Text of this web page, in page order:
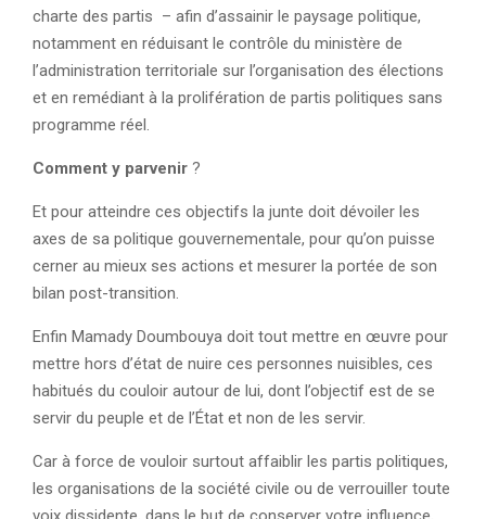
charte des partis – afin d’assainir le paysage politique,
notamment en réduisant le contrôle du ministère de
l’administration territoriale sur l’organisation des élections
et en remédiant à la prolifération de partis politiques sans
programme réel.
Comment y parvenir ?
Et pour atteindre ces objectifs la junte doit dévoiler les
axes de sa politique gouvernementale, pour qu’on puisse
cerner au mieux ses actions et mesurer la portée de son
bilan post-transition.
Enfin Mamady Doumbouya doit tout mettre en œuvre pour
mettre hors d’état de nuire ces personnes nuisibles, ces
habitués du couloir autour de lui, dont l’objectif est de se
servir du peuple et de l’État et non de les servir.
Car à force de vouloir surtout affaiblir les partis politiques,
les organisations de la société civile ou de verrouiller toute